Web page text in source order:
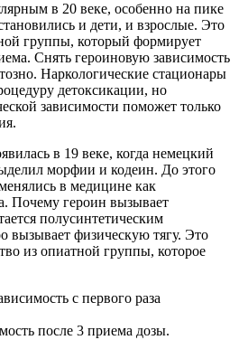
в 20 веке, особенно на пике
и дети, и взрослые. Это
группы, который формирует
Снять героиновую зависимость
Наркологические стационары
детоксикации, но
зависимости поможет только
в 19 веке, когда немецкий
морфии и кодеин. До этого
в медицине как
Почему героин вызывает
полусинтетическим
вызывает физическую тягу. Это
из опиатной группы, которое
с первого раза
после 3 приема дозы.